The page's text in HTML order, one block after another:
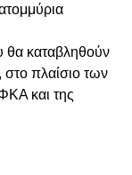
θα καταβληθούν
πλαίσιο των
και της